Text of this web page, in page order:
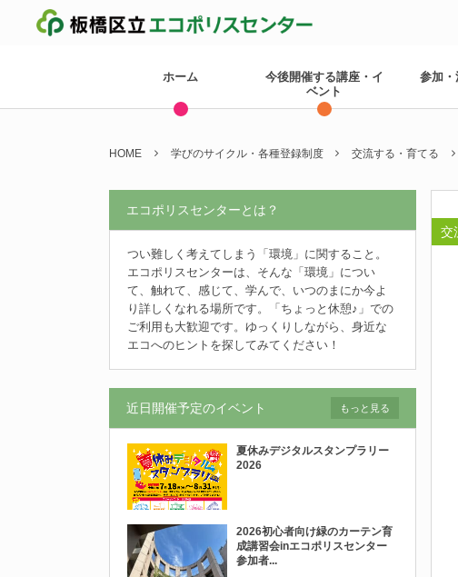
ホーム
今後開催する講座・イ
ベント
参加
HOME 学びのサイクル・各種登録制度 交流する・育てる
交
エコポリスセンターとは？
つい難しく考えてしまう「環境」に関すること。
エコポリスセンターは、そんな「環境」につい
て、触れて、感じて、学んで、いつのまにか今よ
り詳しくなれる場所です。「ちょっと休憩♪」での
ご利用も大歓迎です。ゆっくりしながら、身近な
エコへのヒントを探してみてください！
近日開催予定のイベント
夏休みデジタルスタンプラリー
2026
2026初心者向け緑のカーテン育
成講習会inエコポリスセンター
参加者...
もっと見る